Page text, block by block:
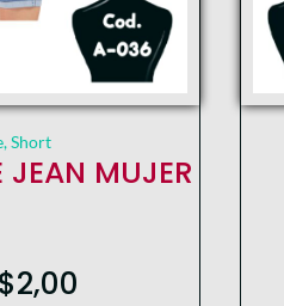
,Short
JEAN MUJER
$2,00